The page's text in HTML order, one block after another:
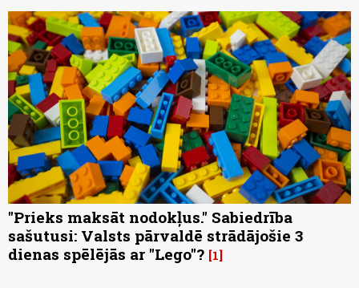
"Prieks maksāt nodokļus." Sabiedrība
sašutusi: Valsts pārvaldē strādājošie 3
dienas spēlējās ar "Lego"? 1